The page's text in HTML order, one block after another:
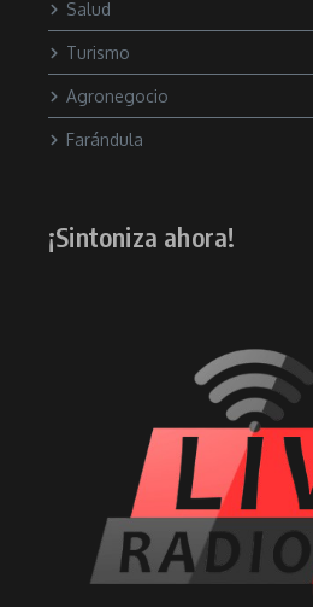
Salud
Turismo
Agronegocio
Farándula
¡Sintoniza ahora!